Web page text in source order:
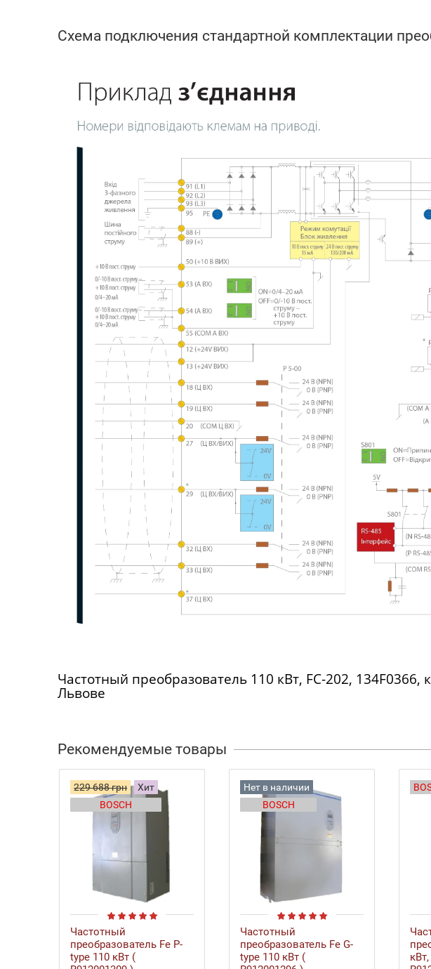
Схема подключения стандартной комплектации
Частотный преобразователь 110 кВт, FC-202,
Львове
Рекомендуемые товары
229 688 грн
Хит
BOSCH
Частотный
преобразователь Fe P-
type 110 кВт (
Нет в наличии
BOSCH
Частотный
преобразователь Fe G-
type 110 кВт (